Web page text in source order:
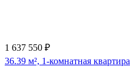
1 637 550 ₽
36.39 м², 1-комнатная квартира